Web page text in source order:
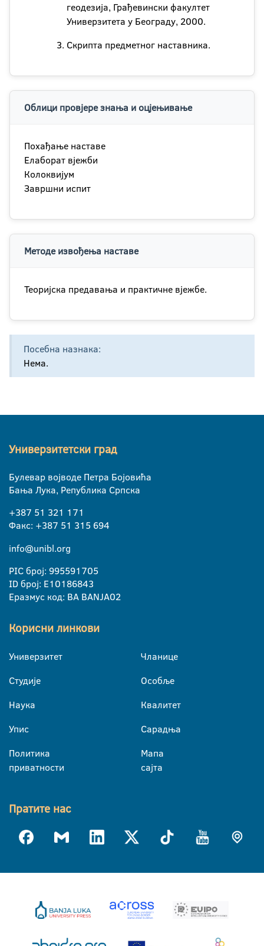
геодезија, Грађевински факултет
Универзитета у Београду, 2000.
Скрипта предметног наставника.
Облици провјере знања и оцјењивање
Похађање наставе
Елаборат вјежби
Колоквијум
Завршни испит
Методе извођења наставе
Теоријска предавања и практичне вјежбе.
Посебна назнака:
Нема.
Универзитетски град
Булевар војводе Петра Бојовића
Бања Лука, Република Српска
+387 51 321 171
Факс: +387 51 315 694
info@unibl.org
PIC број: 995591705
ID број: E10186843
Еразмус код: BA BANJA02
Корисни линкови
Универзитет
Студије
Наука
Упис
Политика
приватности
Чланице
Особље
Квалитет
Сарадња
Мапа
сајта
Пратите нас